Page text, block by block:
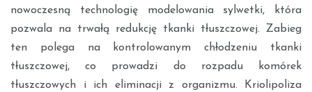
nowoczesną technologię modelowania sylwetki, która
pozwala na trwałą redukcję tkanki tłuszczowej. Zabieg
ten polega na kontrolowanym chłodzeniu tkanki
tłuszczowej, co prowadzi do rozpadu komórek
tłuszczowych i ich eliminacji z organizmu. Kriolipoliza